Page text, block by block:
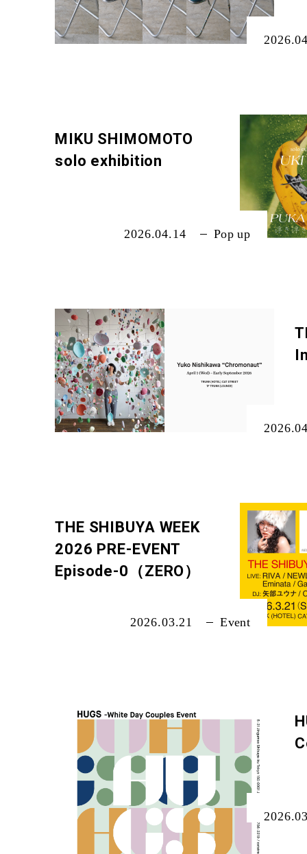
PRODUCE BY
2026.04.14 Pop up
MIKU SHIMOMOTO
solo exhibition
2026.03.21 Event
THE SHIBUYA WEEK
2026 PRE-EVENT
Episode-0（ZERO）